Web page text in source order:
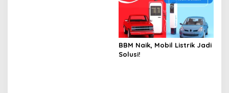
BBM Naik, Mobil Listrik Jadi
Solusi!